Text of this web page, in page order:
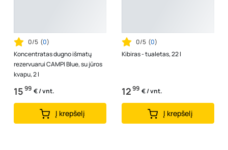
0/5 (0)
Koncentratas dugno išmatų
rezervuarui CAMPI Blue, su jūros
kvapu, 2 l
1599 € / vnt.
Į krepšelį
0/5 (0)
Kibiras - tualetas, 22 l
1299 € / vnt.
Į krepšelį